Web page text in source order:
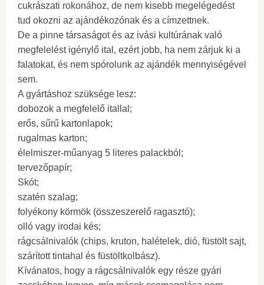
cukrászati ​​rokonához, de nem kisebb megelégedést
tud okozni az ajándékozónak és a címzettnek.
De a pinne társaságot és az ivási kultúrának való
megfelelést igénylő ital, ezért jobb, ha nem zárjuk ki a
falatokat, és nem spórolunk az ajándék mennyiségével
sem.
A gyártáshoz szüksége lesz:
dobozok a megfelelő itallal;
erős, sűrű kartonlapok;
rugalmas karton;
élelmiszer-műanyag 5 literes palackból;
tervezőpapír;
Skót;
szatén szalag;
folyékony körmök (összeszerelő ragasztó);
olló vagy irodai kés;
rágcsálnivalók (chips, kruton, halételek, dió, füstölt sajt,
szárított tintahal és füstöltkolbász).
Kívánatos, hogy a rágcsálnivalók egy része gyári